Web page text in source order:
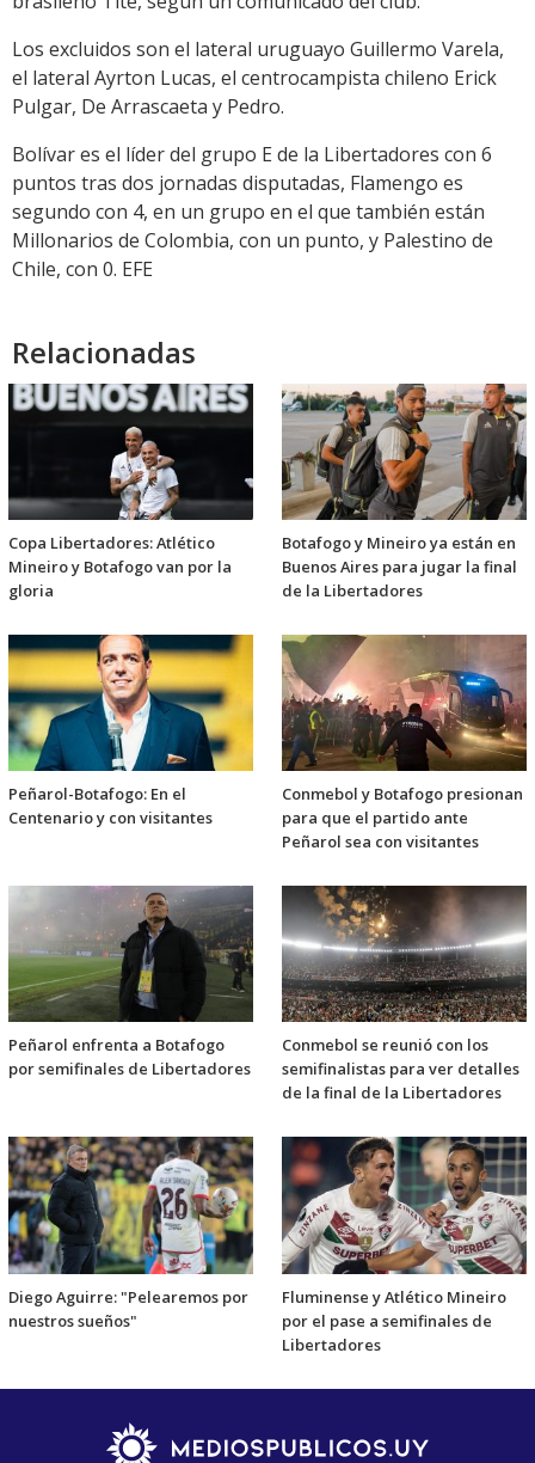
Los excluidos son el lateral uruguayo Guillermo Varela,
el lateral Ayrton Lucas, el centrocampista chileno Erick
Pulgar, De Arrascaeta y Pedro.
Bolívar es el líder del grupo E de la Libertadores con 6
puntos tras dos jornadas disputadas, Flamengo es
segundo con 4, en un grupo en el que también están
Millonarios de Colombia, con un punto, y Palestino de
Chile, con 0. EFE
Relacionadas
Copa Libertadores: Atlético
Mineiro y Botafogo van por la
gloria
Botafogo y Mineiro ya están en
Buenos Aires para jugar la final
de la Libertadores
Peñarol-Botafogo: En el
Centenario y con visitantes
Conmebol y Botafogo presionan
para que el partido ante
Peñarol sea con visitantes
Peñarol enfrenta a Botafogo
por semifinales de Libertadores
Conmebol se reunió con los
semifinalistas para ver detalles
de la final de la Libertadores
Diego Aguirre: "Pelearemos por
nuestros sueños"
Fluminense y Atlético Mineiro
por el pase a semifinales de
Libertadores